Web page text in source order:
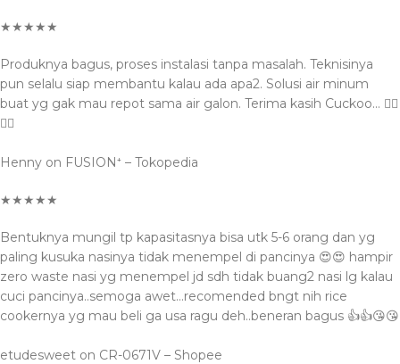
★★★★★
Produknya bagus, proses instalasi tanpa masalah. Teknisinya
pun selalu siap membantu kalau ada apa2. Solusi air minum
buat yg gak mau repot sama air galon. Terima kasih Cuckoo… 👍🏻
👍🏻
Henny on FUSION⁺ – Tokopedia
★★★★★
Bentuknya mungil tp kapasitasnya bisa utk 5-6 orang dan yg
paling kusuka nasinya tidak menempel di pancinya 😍😍 hampir
zero waste nasi yg menempel jd sdh tidak buang2 nasi lg kalau
cuci pancinya..semoga awet…recomended bngt nih rice
cookernya yg mau beli ga usa ragu deh..beneran bagus 👍👍😘😘
etudesweet on CR-0671V – Shopee